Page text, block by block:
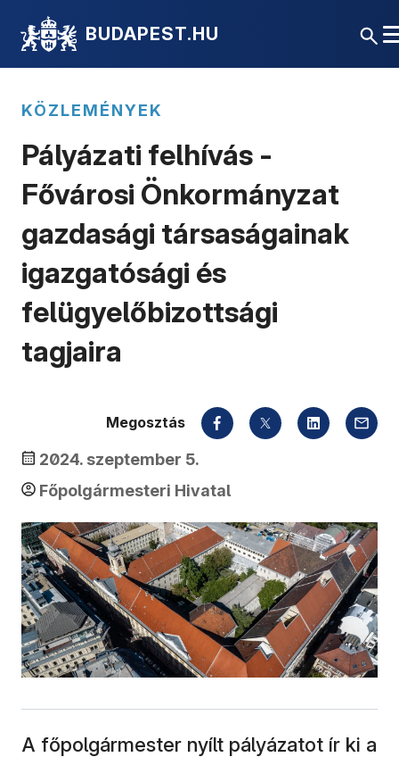
BUDAPEST.HU
KÖZLEMÉNYEK
Pályázati felhívás -
Fővárosi Önkormányzat
gazdasági társaságainak
igazgatósági és
felügyelőbizottsági
tagjaira
2024. szeptember 5.
Főpolgármesteri Hivatal
Megosztás
A főpolgármester nyílt pályázatot ír ki a